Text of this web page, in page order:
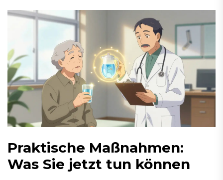
Praktische Maßnahmen:
Was Sie jetzt tun können